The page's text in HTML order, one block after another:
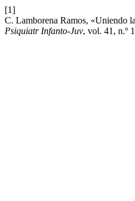
[1]
C. Lamborena Ramos, «Uniendo
Psiquiatr Infanto-Juv, vol. 41, n.º